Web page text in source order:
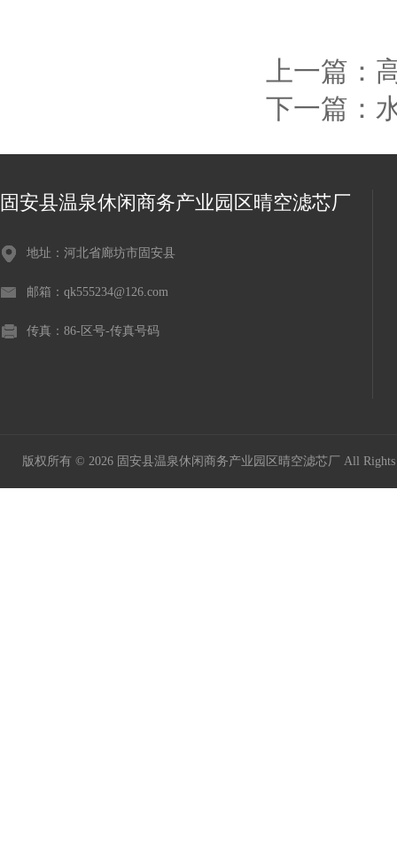
上一篇：
下一篇：
固安县温泉休闲商务产业园区晴空滤芯厂
地址：河北省廊坊市固安县
邮箱：qk555234@126.com
传真：86-区号-传真号码
版权所有 © 2026 固安县温泉休闲商务产业园区晴空滤芯厂 All